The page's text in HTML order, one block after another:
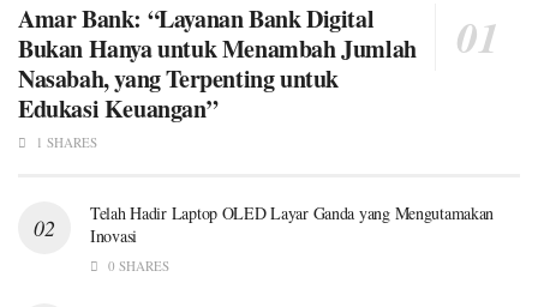
Amar Bank: “Layanan Bank Digital
Bukan Hanya untuk Menambah Jumlah
Nasabah, yang Terpenting untuk
Edukasi Keuangan”
1 SHARES
Telah Hadir Laptop OLED Layar Ganda yang Mengutamakan
Inovasi
0 SHARES